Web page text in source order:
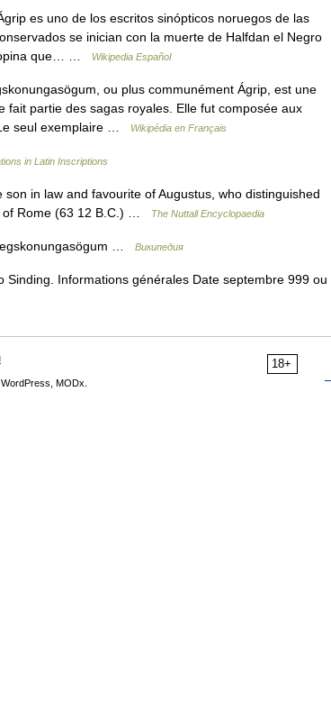
es uno de los escritos sinópticos noruegos de las
se inician con la muerte de Halfdan el Negro
opina que… …
Wikipedia Español
ou plus communément Ágrip, est une
partie des sagas royales. Elle fut composée aux
seul exemplaire …
Wikipédia en Français
in Latin Inscriptions
in law and favourite of Augustus, who distinguished
of Rome (63 12 B.C.) …
The Nuttall Encyclopaedia
… Википедия
Informations générales Date septembre 999 ou
18+
WordPress, MODx.